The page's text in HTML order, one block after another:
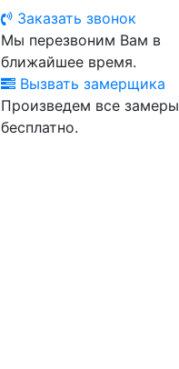
Заказать звонок
Мы перезвоним Вам в
ближайшее время.
Вызвать замерщика
Произведем все замеры
бесплатно.